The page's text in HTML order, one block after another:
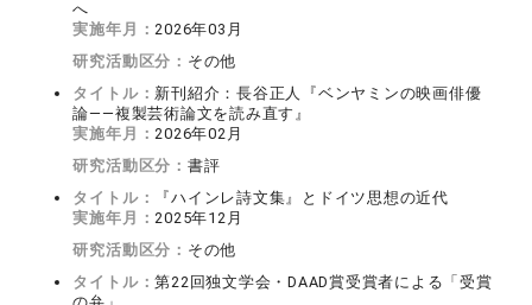
へ
実施年月：2026年03月
研究活動区分： その他
タイトル： 新刊紹介：長谷正人『ベンヤミンの映画俳優
論――複製芸術論文を読み直す』
実施年月：2026年02月
研究活動区分： 書評
タイトル：
『ハインレ詩文集』とドイツ思想の近代
実施年月：2025年12月
研究活動区分： その他
タイトル：第22回独文学会・DAAD賞受賞者による「受賞